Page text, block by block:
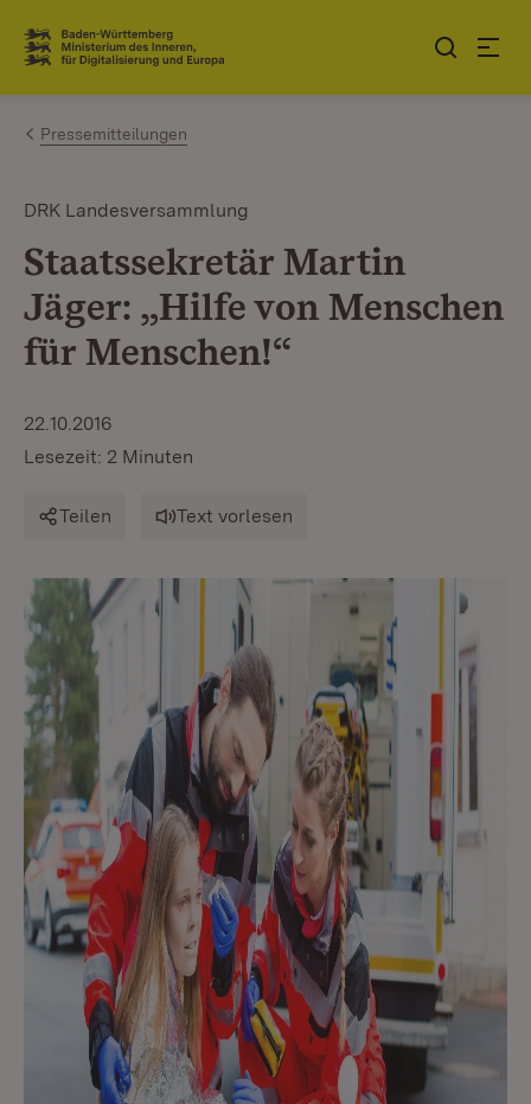
Zum Inhalt springen
Link zur Startseite
Pressemitteilungen
DRK Landesversammlung
Staatssekretär Martin
Jäger: „Hilfe von Menschen
für Menschen!“
22.10.2016
Lesezeit: 2 Minuten
Teilen Text vorlesen